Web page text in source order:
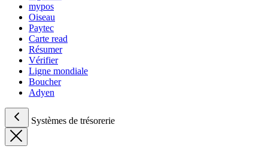
mypos
Oiseau
Paytec
Carte read
Résumer
Vérifier
Ligne mondiale
Boucher
Adyen
Systèmes de trésorerie